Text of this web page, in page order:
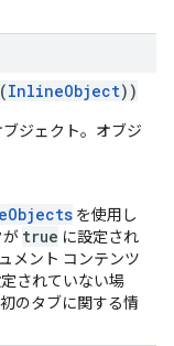
InlineObject))
ジェクト。オブジ
を使用し
が true に設定され
メント コンテンツ
されていない場
のタブに関する情